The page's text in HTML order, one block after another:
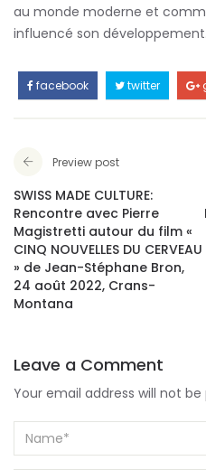
au monde moderne et
influencé son développement.
facebook twitter
Preview post
SWISS MADE CULTURE:
Rencontre avec Pierre
Magistretti autour du film «
CINQ NOUVELLES DU CERVEAU
» de Jean-Stéphane Bron,
24 août 2022, Crans-
Montana
Leave a Comment
Your email address will not be